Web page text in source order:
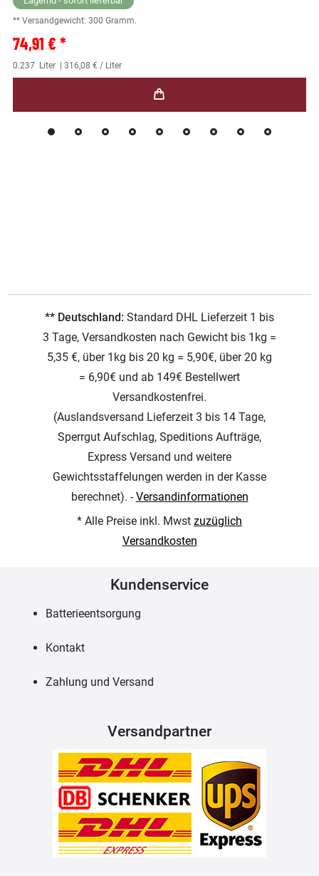
** Versandgewicht: 300 Gramm.
74,91 € *
0.237 Liter | 316,08 € / Liter
** Deutschland: Standard DHL Lieferzeit 1 bis
3 Tage, Versandkosten nach Gewicht bis 1kg =
5,35 €, über 1kg bis 20 kg = 5,90€, über 20 kg
= 6,90€ und ab 149€ Bestellwert
Versandkostenfrei.
(Auslandsversand Lieferzeit 3 bis 14 Tage,
Sperrgut Aufschlag, Speditions Aufträge,
Express Versand und weitere
Gewichtsstaffelungen werden in der Kasse
berechnet). -Versandinformationen
* Alle Preise inkl. Mwst zuzüglich
Versandkosten
Kundenservice
Batterieentsorgung
Kontakt
Zahlung und Versand
Versandpartner